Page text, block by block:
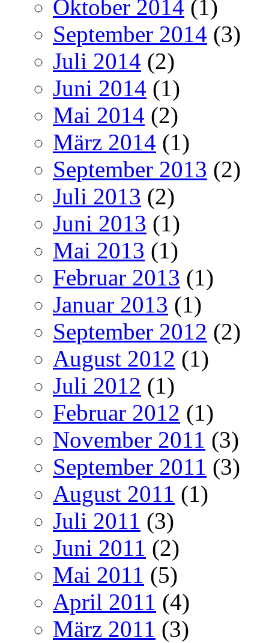
Oktober 2014 (1)
September 2014 (3)
Juli 2014 (2)
Juni 2014 (1)
Mai 2014 (2)
März 2014 (1)
September 2013 (2)
Juli 2013 (2)
Juni 2013 (1)
Mai 2013 (1)
Februar 2013 (1)
Januar 2013 (1)
September 2012 (2)
August 2012 (1)
Juli 2012 (1)
Februar 2012 (1)
November 2011 (3)
September 2011 (3)
August 2011 (1)
Juli 2011 (3)
Juni 2011 (2)
Mai 2011 (5)
April 2011 (4)
März 2011 (3)